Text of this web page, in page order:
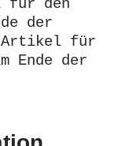
für den
der
Artikel für
Ende der